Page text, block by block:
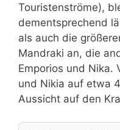
Touristenströme),
dementsprechend
als auch die
Mandraki an, die
Emporios und Nika.
und Nikia auf etwa
Aussicht auf den